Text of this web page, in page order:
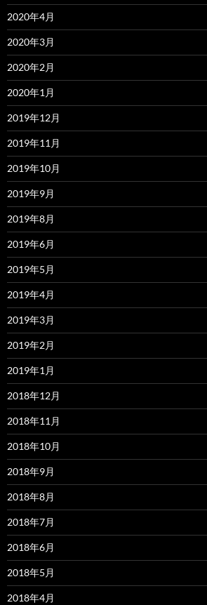
2020年4月
2020年3月
2020年2月
2020年1月
2019年12月
2019年11月
2019年10月
2019年9月
2019年8月
2019年6月
2019年5月
2019年4月
2019年3月
2019年2月
2019年1月
2018年12月
2018年11月
2018年10月
2018年9月
2018年8月
2018年7月
2018年6月
2018年5月
2018年4月